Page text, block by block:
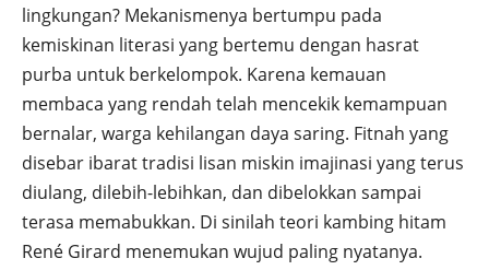
lingkungan? Mekanismenya bertumpu pada
kemiskinan literasi yang bertemu dengan hasrat
purba untuk berkelompok. Karena kemauan
membaca yang rendah telah mencekik kemampuan
bernalar, warga kehilangan daya saring. Fitnah yang
disebar ibarat tradisi lisan miskin imajinasi yang terus
diulang, dilebih-lebihkan, dan dibelokkan sampai
terasa memabukkan. Di sinilah teori kambing hitam
René Girard menemukan wujud paling nyatanya.